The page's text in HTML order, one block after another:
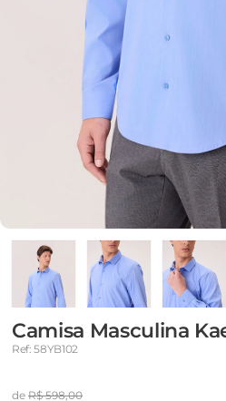
Camisa Masculina
Ref: 58YB102
de R$ 598,00